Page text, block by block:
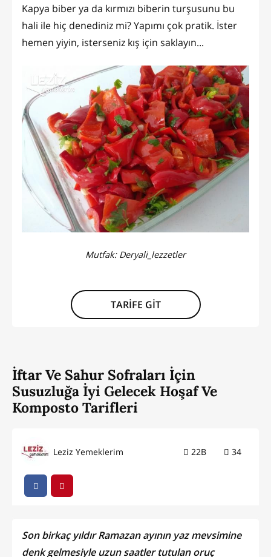
Kapya biber ya da kırmızı biberin turşusunu bu
hali ile hiç denediniz mi? Yapımı çok pratik. İster
hemen yiyin, isterseniz kış için saklayın...
Mutfak: Deryali_lezzetler
TARİFE GİT
İftar Ve Sahur Sofraları İçin
Susuzluğa İyi Gelecek Hoşaf Ve
Komposto Tarifleri
Leziz Yemeklerim 22B 34
Son birkaç yıldır Ramazan ayının yaz mevsimine
denk gelmesiyle uzun saatler tutulan oruç